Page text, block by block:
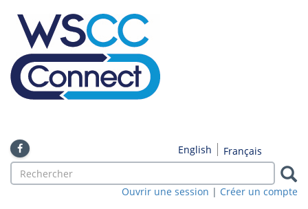
to
main
content
Français
English
Search
form
Ouvrir une session | Créer un compte